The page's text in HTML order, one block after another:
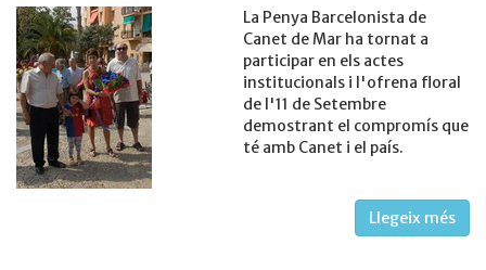
La Penya Barcelonista de
Canet de Mar ha tornat a
participar en els actes
institucionals i l'ofrena floral
de l'11 de Setembre
demostrant el compromís que
té amb Canet i el país.
Llegeix més